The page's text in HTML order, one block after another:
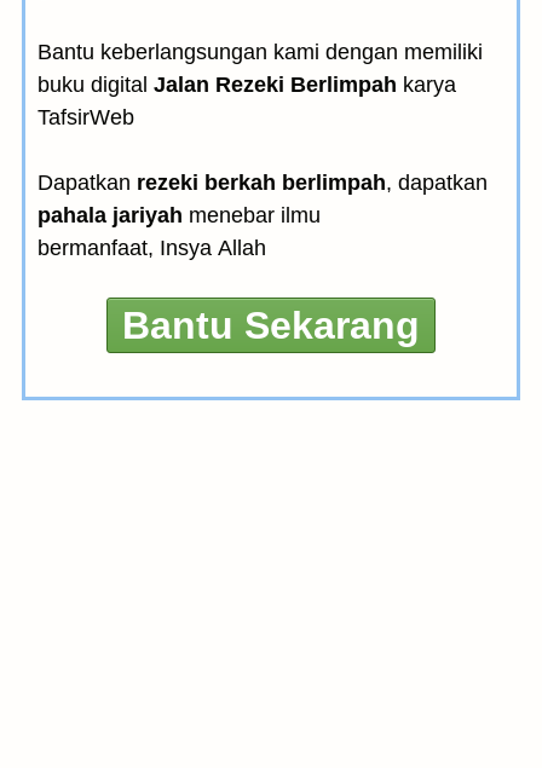
Bantu keberlangsungan kami dengan memiliki
buku digital Jalan Rezeki Berlimpah karya
TafsirWeb
Dapatkan rezeki berkah berlimpah, dapatkan
pahala jariyah menebar ilmu
bermanfaat, Insya Allah
Bantu Sekarang